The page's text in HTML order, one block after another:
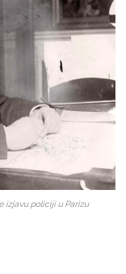
izjavu policiji u Parizu